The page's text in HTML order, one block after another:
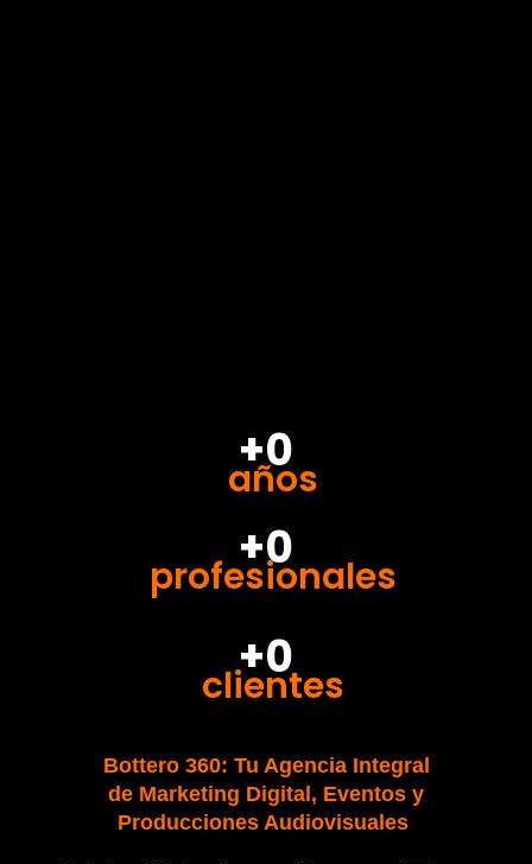
+0
años
+0
profesionales
+0
clientes
Bottero 360: Tu Agencia Integral
de Marketing Digital, Eventos y
Producciones Audiovisuales